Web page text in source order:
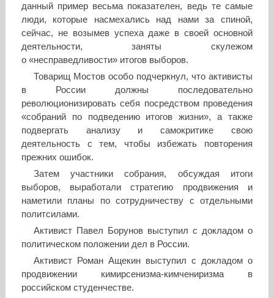
данный пример весьма показателен, ведь те самые
люди, которые насмехались над нами за спиной,
сейчас, не возымев успеха даже в своей основной
деятельности, заняты скулежом
о «несправедливости» итогов выборов.
Товарищ Мостов особо подчеркнул, что активисты
в России должны последовательно
революционизировать себя посредством проведения
«собраний по подведению итогов жизни», а также
подвергать анализу и самокритике свою
деятельность с тем, чтобы избежать повторения
прежних ошибок.
Затем участники собрания, обсуждая итоги
выборов, выработали стратегию продвижения и
наметили планы по сотрудничеству с отдельными
политсилами.
Активист Павел Борунов выступил с докладом о
политическом положении дел в России.
Активист Роман Ащекин выступил с докладом о
продвижении кимирсенизма-кимчениризма в
российском студенчестве.